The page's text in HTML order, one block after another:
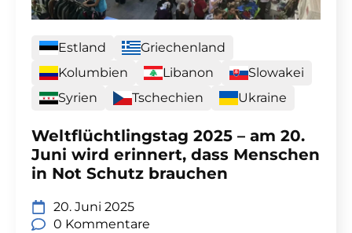
Estland
Griechenland
Kolumbien
Libanon
Slowakei
Syrien
Tschechien Ukraine
Weltflüchtlingstag 2025 – am 20.
Juni wird erinnert, dass Menschen
in Not Schutz brauchen
20. Juni 2025
0 Kommentare